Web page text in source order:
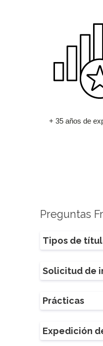
+ 35 años de
Preguntas
Tipos de
Solicitud de
Prácticas
Expedición